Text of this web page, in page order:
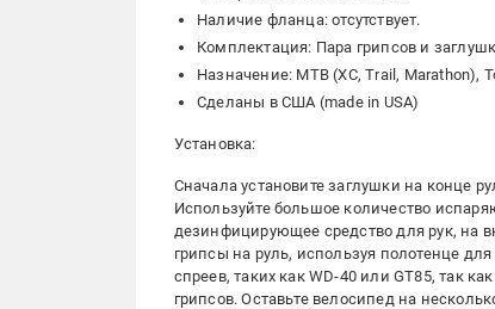
Наличие фланца: отсутствует.
Комплектация: Пара грипсов и
Назначение: MTB (XC, Trail, Marathon),
Сделаны в США (made in USA)
Установка:
Сначала установите заглушки на конце
Используйте большое количество
дезинфицирующее средство для рук, на
грипсы на руль, используя полотенце
спреев, таких как WD-40 или GT85, так
грипсов. Оставьте велосипед на